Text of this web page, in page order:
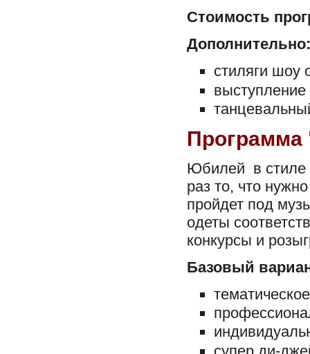
Стоимость
Дополнительно:
стиляги шоу
выступление
Программа
Юбилей в стиле
раз то, что
пройдет под
одеты
конкурсы и
Базовый